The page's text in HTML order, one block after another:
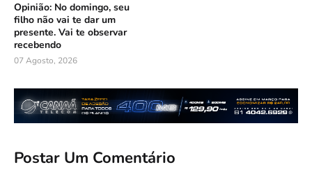
Opinião: No domingo, seu
filho não vai te dar um
presente. Vai te observar
recebendo
07 Agosto, 2026
Postar Um Comentário